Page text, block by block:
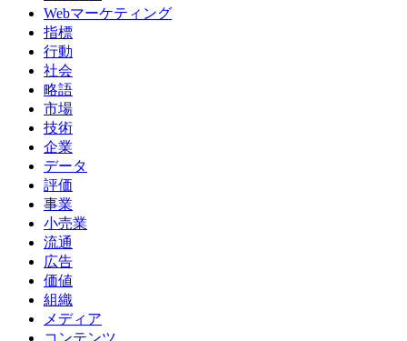
Webマーケティング
指標
行動
社会
略語
市場
技術
企業
データ
評価
事業
小売業
流通
広告
価値
組織
メディア